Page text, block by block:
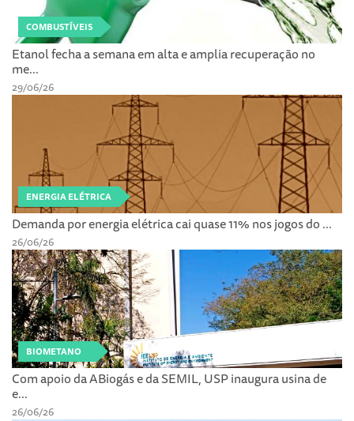
COMBUSTÍVEIS
Etanol fecha a semana em alta e amplia recuperação no
me...
29/06/26
ENERGIA ELÉTRICA
Demanda por energia elétrica cai quase 11% nos jogos do ...
26/06/26
BIOMETANO
Com apoio da ABiogás e da SEMIL, USP inaugura usina de
e...
26/06/26